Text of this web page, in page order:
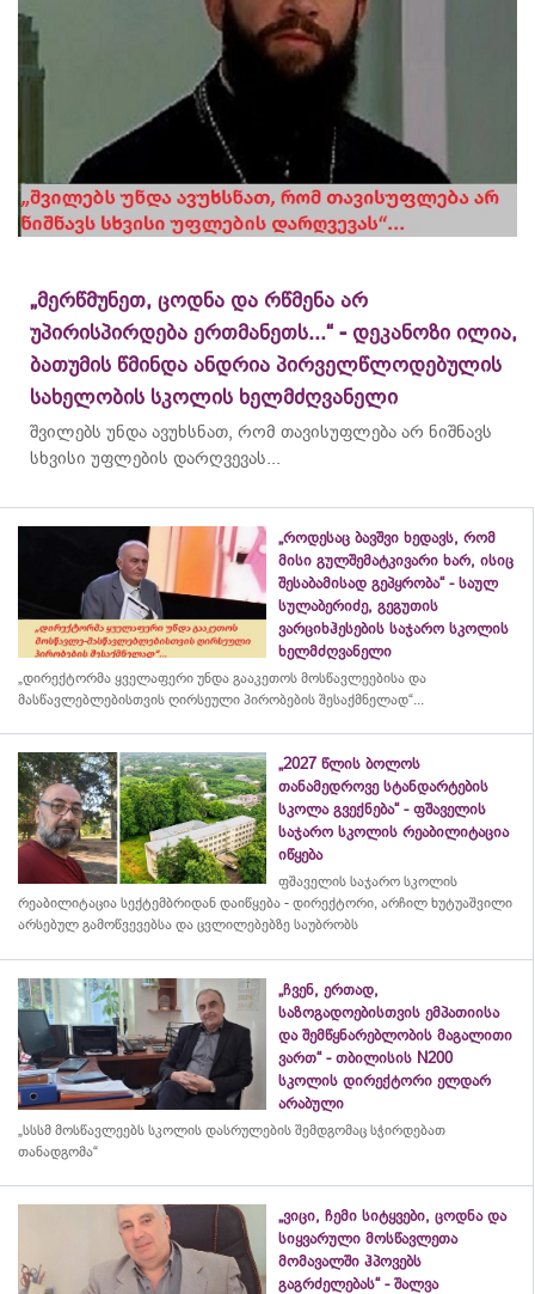
„მერწმუნეთ, ცოდნა და რწმენა არ
უპირისპირდება ერთმანეთს...“ - დეკანოზი ილია,
ბათუმის წმინდა ანდრია პირველწლოდებულის
სახელობის სკოლის ხელმძღვანელი
შვილებს უნდა ავუხსნათ, რომ თავისუფლება არ ნიშნავს
სხვისი უფლების დარღვევას...
„როდესაც ბავშვი ხედავს, რომ
მისი გულშემატკივარი ხარ, ისიც
შესაბამისად გეპყრობა“ - საულ
სულაბერიძე, გეგუთის
ვარციხჰესების საჯარო სკოლის
ხელმძღვანელი
„დირექტორმა ყველაფერი უნდა გააკეთოს მოსწავლეებისა და
მასწავლებლებისთვის ღირსეული პირობების შესაქმნელად“...
„2027 წლის ბოლოს
თანამედროვე სტანდარტების
სკოლა გვექნება“ - ფშაველის
საჯარო სკოლის რეაბილიტაცია
იწყება
ფშაველის საჯარო სკოლის
რეაბილიტაცია სექტემბრიდან დაიწყება - დირექტორი, არჩილ ხუტუაშვილი
არსებულ გამოწვევებსა და ცვლილებებზე საუბრობს
„ჩვენ, ერთად,
საზოგადოებისთვის ემპათიისა
და შემწყნარებლობის მაგალითი
ვართ“ - თბილისის N200
სკოლის დირექტორი ელდარ
არაბული
„სსსმ მოსწავლეებს სკოლის დასრულების შემდგომაც სჭირდებათ
თანადგომა“
„ვიცი, ჩემი სიტყვები, ცოდნა და
სიყვარული მოსწავლეთა
მომავალში ჰპოვებს
გაგრძელებას“ - შალვა